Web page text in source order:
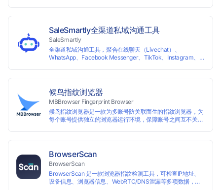
SaleSmartly全渠道私域沟通工具
SaleSmartly
全渠道私域沟通工具，聚合在线聊天（Livechat）、
WhatsApp、Facebook Messenger、TikTok、Instagram、
候鸟指纹浏览器
MBBrowser Fingerprint Browser
候鸟指纹浏览器是一款为多账号防关联而生的指纹浏览器，为
每个账号提供独立的浏览器运行环境，保障账号之间互不关
个账号的使用场景。 候鸟指纹浏览器适用于跨境电商多店铺运
营、海淘代购、Affiliate广告联盟、SEO优化、社交媒体营销
等多种行业应用。
BrowserScan
BrowserScan
BrowserScan 是一款浏览器指纹检测工具，可检查IP地址、
设备信息、浏览器信息、WebRTC/DNS泄漏等多项数据，保